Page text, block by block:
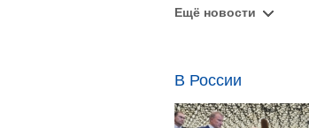
Ещё новости
В России